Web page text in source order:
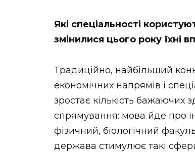
Які спеціальності
змінилися цього року їхні
Традиційно, найбільший
економічних напрямів і
зростає кількість бажаючих
спрямування: мова йде про
фізичний, біологічний
держава стимулює такі